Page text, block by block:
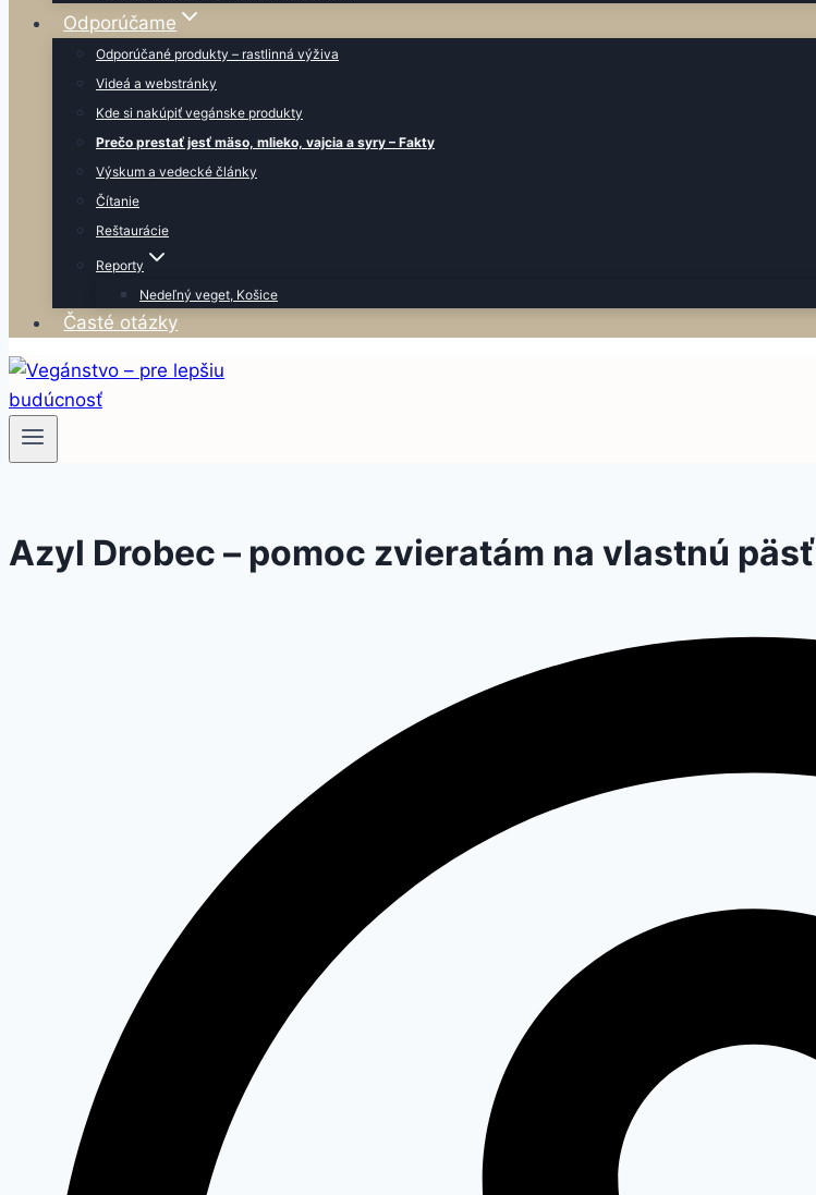
Odporúčame
Odporúčané produkty – rastlinná výživa
Videá a webstránky
Kde si nakúpiť vegánske produkty
Prečo prestať jesť mäso, mlieko, vajcia a syry – Fakty
Výskum a vedecké články
Čítanie
Reštaurácie
Reporty
Nedeľný veget, Košice
Časté otázky
Azyl Drobec – pomoc zvieratám na vlastnú päsť